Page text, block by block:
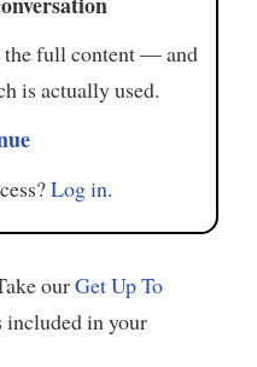
the full content — and
is actually used.
Log in.
ourGet Up To
included in your